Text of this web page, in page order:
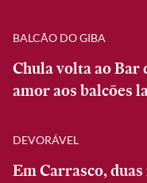
BALCÃO DO GIBA
Chula volta ao Bar
amor aos balcões
DEVORÁVEL
Em Carrasco,